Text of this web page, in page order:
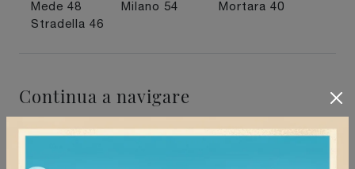
Mede 48 Milano 54 Mortara 40
Stradella 46
Continua a navigare
Negozio di sedie ospiti e attesa a Milano